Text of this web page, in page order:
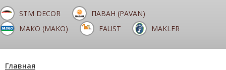
STM DECOR
ПАВАН (PAVAN)
МАКО (MAKO)
FAUST MAKLER
Главная